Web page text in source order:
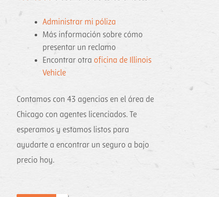
Administrar mi póliza
Más información sobre cómo
presentar un reclamo
Encontrar otraoficina de Illinois
Vehicle
Contamos con 43 agencias en el área de
Chicago con agentes licenciados. Te
esperamos y estamos listos para
ayudarte a encontrar un seguro a bajo
precio hoy.